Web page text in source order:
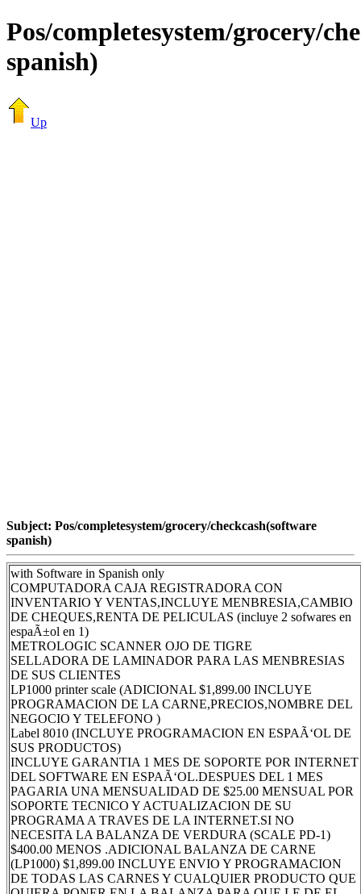
Pos/completesystem/grocery/
spanish)
Up
Subject: Pos/completesystem/grocery/checkcash(software
spanish)
with Software in Spanish only
COMPUTADORA CAJA REGISTRADORA CON
INVENTARIO Y VENTAS,INCLUYE MENBRESIA,CAMBIO
DE CHEQUES,RENTA DE PELICULAS (incluye 2 sofwares en
espaÃ±ol en 1)
METROLOGIC SCANNER OJO DE TIGRE
SELLADORA DE LAMINADOR PARA LAS MENBRESIAS
DE SUS CLIENTES
LP1000 printer scale (ADICIONAL $1,899.00 INCLUYE
PROGRAMACION DE LA CARNE,PRECIOS,NOMBRE DEL
NEGOCIO Y TELEFONO )
Label 8010 (INCLUYE PROGRAMACION EN ESPAÃ‘OL DE
SUS PRODUCTOS)
INCLUYE GARANTIA 1 MES DE SOPORTE POR INTERNET
DEL SOFTWARE EN ESPAÃ‘OL.DESPUES DEL 1 MES
PAGARIA UNA MENSUALIDAD DE $25.00 MENSUAL POR
SOPORTE TECNICO Y ACTUALIZACION DE SU
PROGRAMA A TRAVES DE LA INTERNET.SI NO
NECESITA LA BALANZA DE VERDURA (SCALE PD-1)
$400.00 MENOS .ADICIONAL BALANZA DE CARNE
(LP1000) $1,899.00 INCLUYE ENVIO Y PROGRAMACION
DE TODAS LAS CARNES Y CUALQUIER PRODUCTO QUE